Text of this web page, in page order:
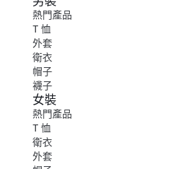
熱門產品
T 恤
外套
衛衣
帽子
襪子
女裝
熱門產品
T 恤
衛衣
外套